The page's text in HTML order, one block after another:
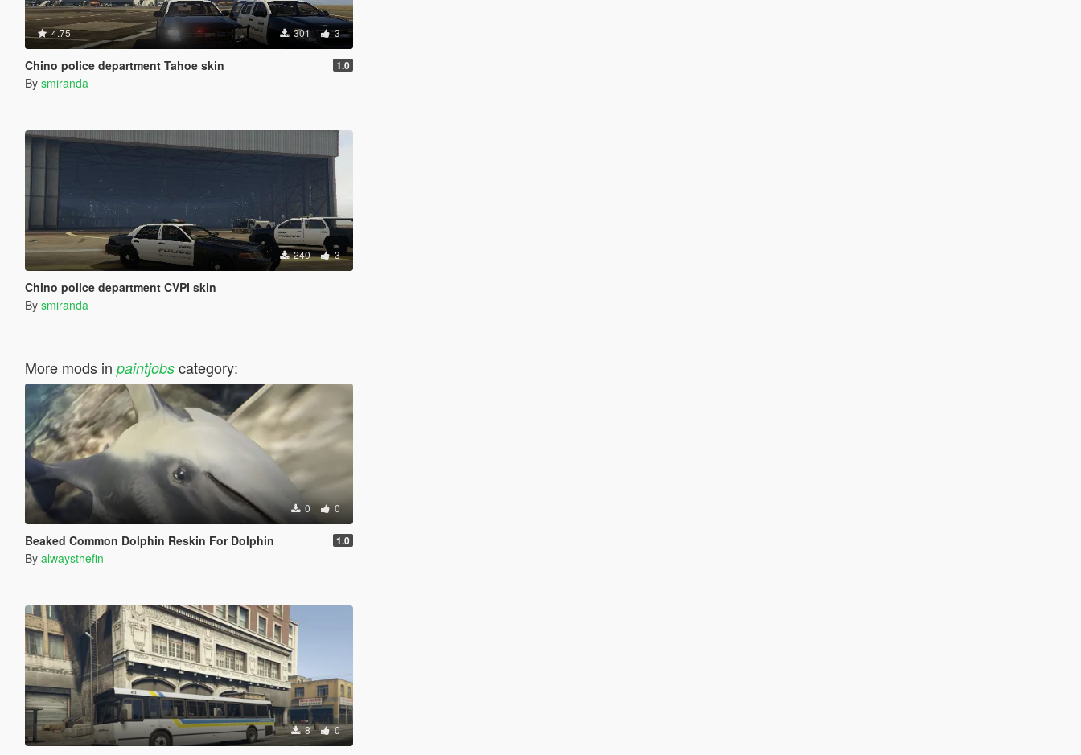
4.75 301 3
Chino police department Tahoe skin 1.0
By smiranda
240 3
Chino police department CVPI skin
By smiranda
More mods in paintjobscategory:
0 0
Beaked Common Dolphin Reskin For Dolphin 1.0
By alwaysthefin
8 0